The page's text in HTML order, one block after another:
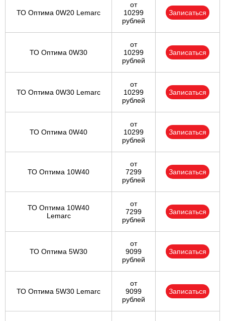
ТО Оптима 0W20 Lemarc
от
10299
рублей
Записаться
ТО Оптима 0W30
от
10299
рублей
Записаться
ТО Оптима 0W30 Lemarc
от
10299
рублей
Записаться
ТО Оптима 0W40
от
10299
рублей
Записаться
ТО Оптима 10W40
от
7299
рублей
Записаться
ТО Оптима 10W40
Lemarc
от
7299
рублей
Записаться
ТО Оптима 5W30
от
9099
рублей
Записаться
ТО Оптима 5W30 Lemarc
от
9099
рублей
Записаться